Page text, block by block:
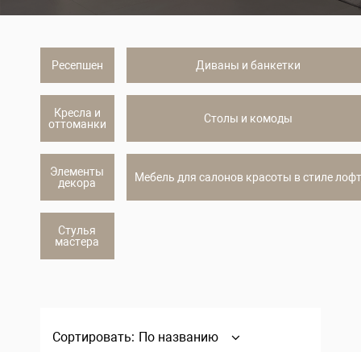
Ресепшен Диваны и банкетки
Кресла и
оттоманки
Столы и комоды
Элементы
декора
Мебель для салонов красоты в стиле лофт
Стулья
мастера
Сортировать: По названию